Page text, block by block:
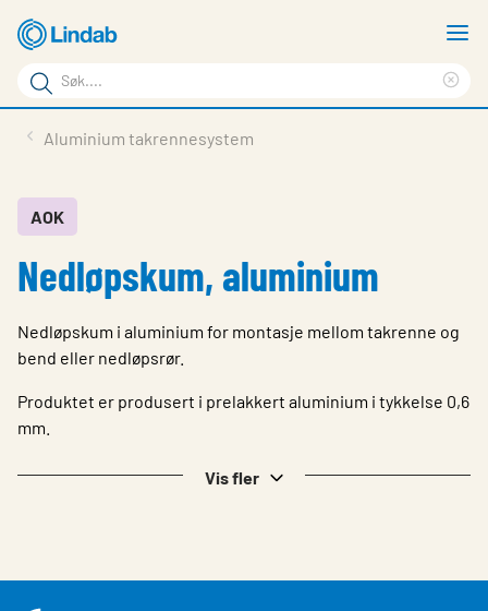
hovedinnhold
Søkeord
Søk
på
Last ned
Om Lindab
Kontakt oss
Logg inn
Aluminium takrennesystem
AOK
Nedløpskum, aluminium
Nedløpskum i aluminium for montasje mellom takrenne og
bend eller nedløpsrør.
Produktet er produsert i prelakkert aluminium i tykkelse 0,6
mm.
Vis fler